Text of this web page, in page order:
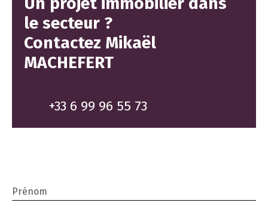
le secteur ?
Contactez Mikaël
MACHEFERT
+33 6 99 96 55 73
Prénom